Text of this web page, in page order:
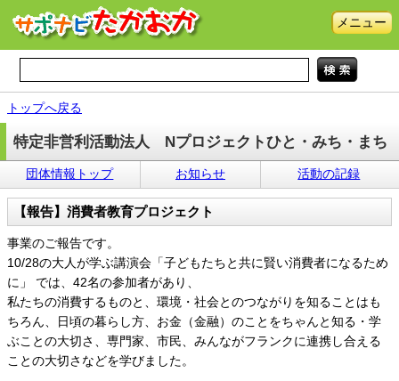
メニュー
トップへ戻る
特定非営利活動法人 Nプロジェクトひと・みち・まち
団体情報トップ お知らせ 活動の記録
【報告】消費者教育プロジェクト
事業のご報告です。
10/28の大人が学ぶ講演会「子どもたちと共に賢い消費者になるため
に」 では、42名の参加者があり、
私たちの消費するものと、環境・社会とのつながりを知ることはも
ちろん、日頃の暮らし方、お金（金融）のことをちゃんと知る・学
ぶことの大切さ、専門家、市民、みんながフランクに連携し合える
ことの大切さなどを学びました。